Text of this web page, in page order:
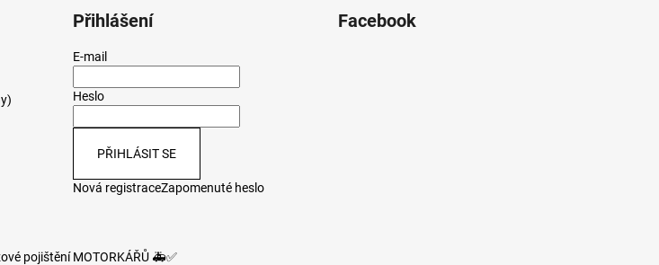
Přihlášení
E-mail
Heslo
PŘIHLÁSIT SE
Nová registraceZapomenuté heslo
Facebook
pojištění MOTORKÁŘŮ 🚑✅